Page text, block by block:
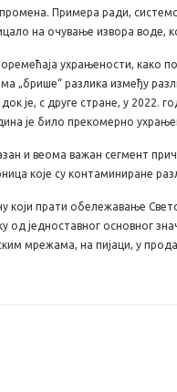
Примера ради,
на очување извора воде,
ухрањености, како
„брише“ разлика између
је, с друге стране, у
је било прекомерно
и веома важан сегмент
које су контаминиране
прати обележавање
од једноставног основног
мрежама, на пијаци, у